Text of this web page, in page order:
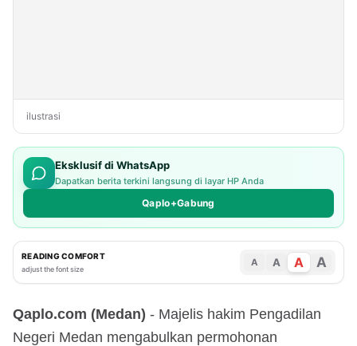
ilustrasi
Eksklusif di WhatsApp
Dapatkan berita terkini langsung di layar HP Anda
Qaplo+Gabung
READING COMFORT
adjust the font size
A A A A
Qaplo.com (Medan) - Majelis hakim Pengadilan
Negeri Medan mengabulkan permohonan